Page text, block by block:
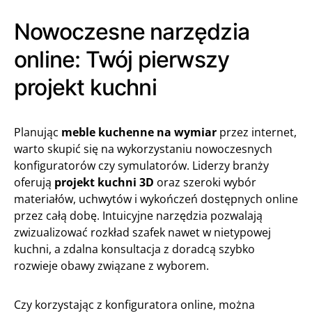
Nowoczesne narzędzia
online: Twój pierwszy
projekt kuchni
Planując meble kuchenne na wymiar przez internet,
warto skupić się na wykorzystaniu nowoczesnych
konfiguratorów czy symulatorów. Liderzy branży
oferują projekt kuchni 3D oraz szeroki wybór
materiałów, uchwytów i wykończeń dostępnych online
przez całą dobę. Intuicyjne narzędzia pozwalają
zwizualizować rozkład szafek nawet w nietypowej
kuchni, a zdalna konsultacja z doradcą szybko
rozwieje obawy związane z wyborem.
Czy korzystając z konfiguratora online, można